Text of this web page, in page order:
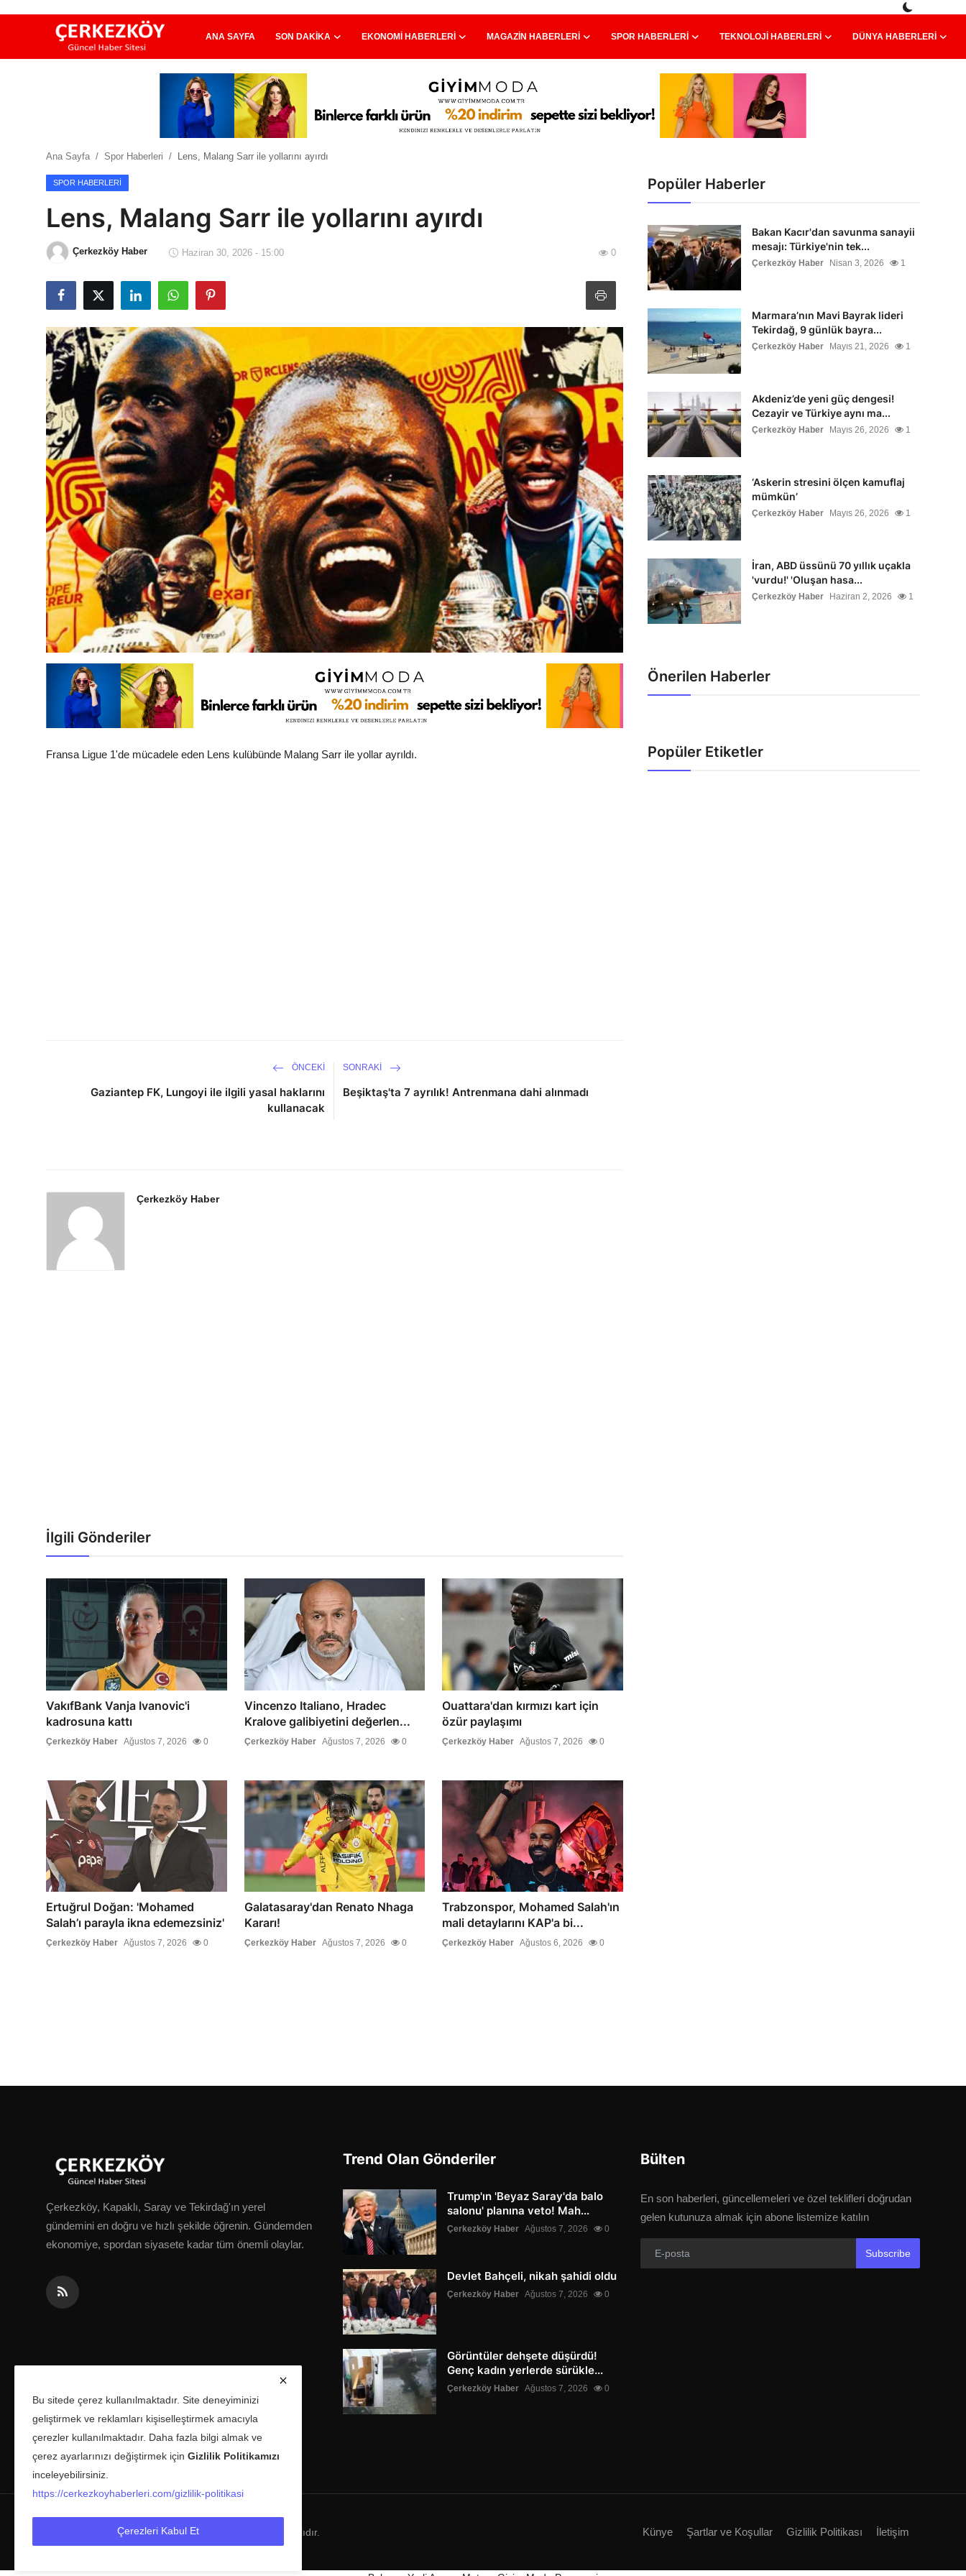
ANA SAYFA SON DAKIKA EKONOMI HABERLERI MAGAZIN HABERLERI SPOR HABERLERI TEKNOLOJI HABERLERI DÜNYA HABERLERI
Ekonomi Haberleri
Dünya Haberleri
Çerkezköy
Ana Sayfa Spor Haberleri Lens, Malang Sarr ile yollarını ayırdı
SPOR HABERLERI
Lens, Malang Sarr ile yollarını ayırdı
Çerkezköy Haber Haziran 30, 2026 - 15:00 0
Fransa Ligue 1'de mücadele eden Lens kulübünde Malang Sarr ile yollar ayrıldı.
ÖNCEKI
Gaziantep FK, Lungoyi ile ilgili yasal haklarını
kullanacak
SONRAKI
Beşiktaş'ta 7 ayrılık! Antrenmana dahi alınmadı
Çerkezköy Haber
İlgili Gönderiler
VakıfBank Vanja Ivanovic'i
kadrosuna kattı
Çerkezköy Haber Ağustos 7, 2026 0
Vincenzo Italiano, Hradec
Kralove galibiyetini değerlen...
Çerkezköy Haber Ağustos 7, 2026 0
Ouattara'dan kırmızı kart için
özür paylaşımı
Çerkezköy Haber Ağustos 7, 2026 0
Ertuğrul Doğan: 'Mohamed
Salah’ı parayla ikna edemezsiniz'
Çerkezköy Haber Ağustos 7, 2026 0
Galatasaray'dan Renato Nhaga
Kararı!
Çerkezköy Haber Ağustos 7, 2026 0
Trabzonspor, Mohamed Salah'ın
mali detaylarını KAP'a bi...
Çerkezköy Haber Ağustos 6, 2026 0
Popüler Haberler
Bakan Kacır'dan savunma sanayii
mesajı: Türkiye'nin tek...
Çerkezköy Haber Nisan 3, 2026 1
Marmara’nın Mavi Bayrak lideri
Tekirdağ, 9 günlük bayra...
Çerkezköy Haber Mayıs 21, 2026 1
Akdeniz’de yeni güç dengesi!
Cezayir ve Türkiye aynı ma...
Çerkezköy Haber Mayıs 26, 2026 1
‘Askerin stresini ölçen kamuflaj
mümkün’
Çerkezköy Haber Mayıs 26, 2026 1
İran, ABD üssünü 70 yıllık uçakla
'vurdu!' 'Oluşan hasa...
Çerkezköy Haber Haziran 2, 2026 1
Önerilen Haberler
Popüler Etiketler
Çerkezköy, Kapaklı, Saray ve Tekirdağ'ın yerel
gündemini en doğru ve hızlı şekilde öğrenin. Gündemden
ekonomiye, spordan siyasete kadar tüm önemli olaylar.
Trend Olan Gönderiler
Trump'ın 'Beyaz Saray'da balo
salonu' planına veto! Mah...
Çerkezköy Haber Ağustos 7, 2026 0
Devlet Bahçeli, nikah şahidi oldu
Çerkezköy Haber Ağustos 7, 2026 0
Görüntüler dehşete düşürdü!
Genç kadın yerlerde sürükle...
Çerkezköy Haber Ağustos 7, 2026 0
Bülten
En son haberleri, güncellemeleri ve özel teklifleri doğrudan
gelen kutunuza almak için abone listemize katılın
Subscribe
Copyright © 2025 Çerkezköy Haberleri Tüm Hakları Saklıdır. Künye Şartlar ve Koşullar Gizlilik Politikası İletişim
Bu sitede çerez kullanılmaktadır. Site deneyiminizi
geliştirmek ve reklamları kişiselleştirmek amacıyla
çerezler kullanılmaktadır. Daha fazla bilgi almak ve
çerez ayarlarınızı değiştirmek için Gizlilik Politikamızı
inceleyebilirsiniz.
https://cerkezkoyhaberleri.com/gizlilik-politikasi
Çerezleri Kabul Et